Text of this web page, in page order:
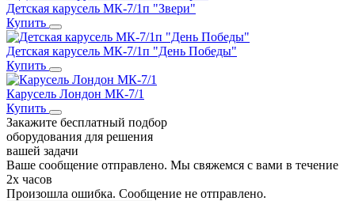
Детская карусель МК-7/1п "Звери"
Купить
Детская карусель МК-7/1п "День Победы"
Купить
Карусель Лондон МК-7/1
Купить
Закажите бесплатный подбор
оборудования для решения
вашей задачи
Ваше сообщение отправлено. Мы свяжемся с вами в течение
2х часов
Произошла ошибка. Сообщение не отправлено.